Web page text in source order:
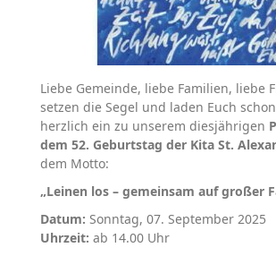
Liebe Gemeinde, liebe Familien, liebe
setzen die Segel und laden Euch
herzlich ein zu unserem diesjährigen
dem 52. Geburtstag der Kita St.
dem Motto:
„Leinen los – gemeinsam auf großer
Datum: Sonntag, 07. September 2025
Uhrzeit: ab 14.00 Uhr